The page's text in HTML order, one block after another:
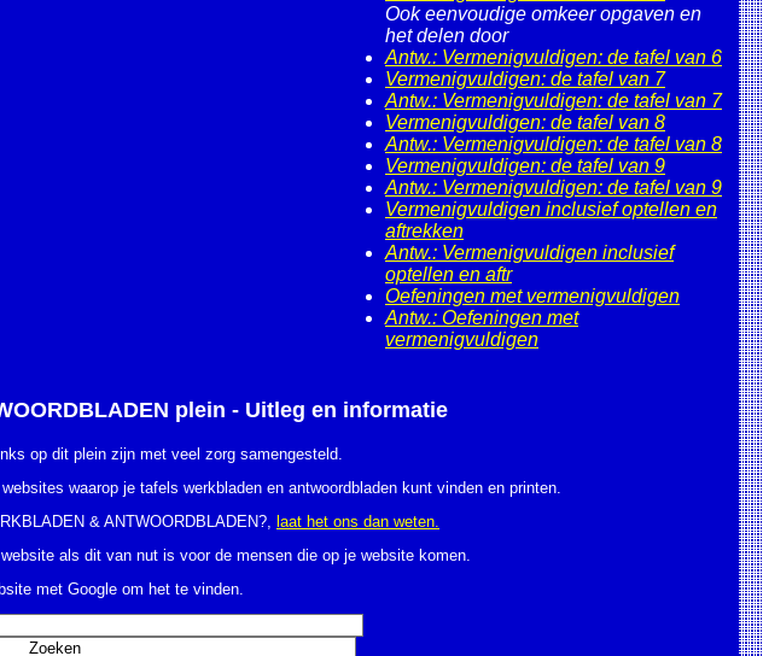
Ook eenvoudige omkeer opgaven en
het delen door
Antw.: Vermenigvuldigen: de tafel van 6
Vermenigvuldigen: de tafel van 7
Antw.: Vermenigvuldigen: de tafel van 7
Vermenigvuldigen: de tafel van 8
Antw.: Vermenigvuldigen: de tafel van 8
Vermenigvuldigen: de tafel van 9
Antw.: Vermenigvuldigen: de tafel van 9
Vermenigvuldigen inclusief optellen en
aftrekken
Antw.: Vermenigvuldigen inclusief
optellen en aftr
Oefeningen met vermenigvuldigen
Antw.: Oefeningen met
vermenigvuldigen
plein - Uitleg en informatie
op dit plein zijn met veel zorg samengesteld.
waarop je tafels werkbladen en antwoordbladen kunt vinden en printen.
& ANTWOORDBLADEN?, laat het ons dan weten.
als dit van nut is voor de mensen die op je website komen.
met Google om het te vinden.